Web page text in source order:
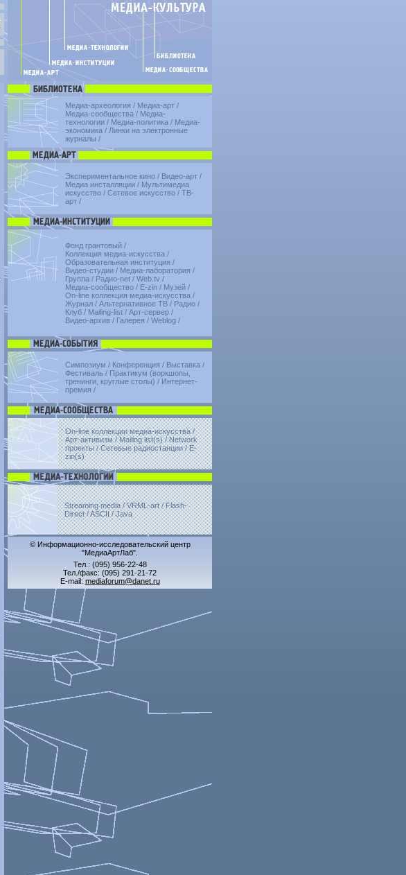
Медиа-археология / Медиа-арт /
Медиа-сообщества / Медиа-
технологии / Медиа-политика / Медиа-
экономика / Линки на электронные
журналы /
Экспериментальное кино / Видео-арт /
Медиа инсталляции / Мультимедиа
искусство / Сетевое искусство / ТВ-
арт /
Фонд грантовый /
Коллекция медиа-искусства /
Образовательная институция /
Видео-студии / Медиа-лаборатория /
Группа / Радио-net / Web.tv /
Медиа-сообщество / E-zin / Музей /
On-line коллекция медиа-искусства /
Журнал / Альтернативное ТВ / Радио /
Клуб / Mailing-list / Арт-сервер /
Видео-архив / Галерея / Weblog /
Симпозиум / Конференция / Выставка /
Фестиваль / Практикум (воркшопы,
тренинги, круглые столы) / Интернет-
премия /
On-line коллекции медиа-искусства /
Арт-активизм / Mailing list(s) / Network
проекты / Сетевые радиостанции / E-
zin(s)
Streaming media / VRML-art / Flash-
Direct / ASCII / Java
© Информационно-исследовательский центр
"МедиаАртЛаб".
Тел.: (095) 956-22-48
Тел./факс: (095) 291-21-72
E-mail: mediaforum@danet.ru